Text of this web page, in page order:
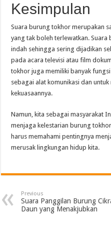
Kesimpulan
Suara burung tokhor merupakan
yang tak boleh terlewatkan.
indah sehingga sering dijadikan
pada acara televisi atau film
tokhor juga memiliki banyak
sebagai alat komunikasi dan
kekuasaannya.
Namun, kita sebagai masyarakat
menjaga kelestarian burung
harus memahami pentingnya
merusak lingkungan hidup kita.
Previous
Suara Panggilan Burung
Daun yang Menakjubkan